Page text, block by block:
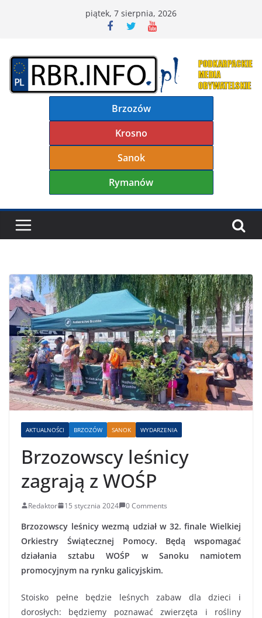
piątek, 7 sierpnia, 2026
Brzozów
Krosno
Sanok
Rymanów
AKTUALNOŚCI BRZOZÓW SANOK WYDARZENIA
Brzozowscy leśnicy
zagrają z WOŚP
Redaktor 15 stycznia 2024 0 Comments
Brzozowscy leśnicy wezmą udział w 32. finale Wielkiej
Orkiestry Świątecznej Pomocy. Będą wspomagać
działania sztabu WOŚP w Sanoku namiotem
promocyjnym na rynku galicyjskim.
Stoisko pełne będzie leśnych zabaw dla dzieci i
dorosłych: będziemy poznawać zwierzęta i rośliny